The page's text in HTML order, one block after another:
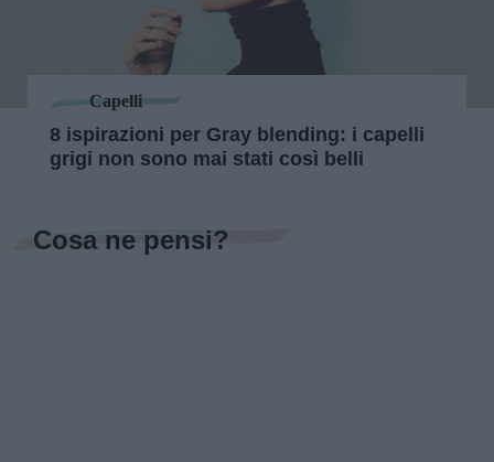
Capelli
8 ispirazioni per Gray blending: i capelli
grigi non sono mai stati così belli
Cosa ne pensi?